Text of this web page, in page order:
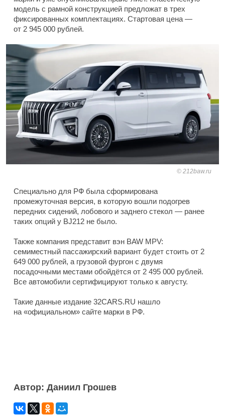
модель с рамной конструкцией предложат в трех
фиксированных комплектациях. Стартовая цена —
от 2 945 000 рублей.
212baw.ru
Специально для РФ была сформирована
промежуточная версия, в которую вошли подогрев
передних сидений, лобового и заднего стекол — ранее
таких опций у BJ212 не было.
Также компания представит вэн BAW MPV:
семиместный пассажирский вариант будет стоить от 2
649 000 рублей, а грузовой фургон с двумя
посадочными местами обойдётся от 2 495 000 рублей.
Все автомобили сертифицируют только к августу.
Такие данные издание 32CARS.RU нашло
на «официальном» сайте марки в РФ.
Автор: Даниил Грошев